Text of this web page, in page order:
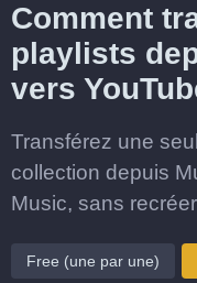
Comment
playlists
vers
Transférez une
collection depuis
Music, sans
Free (une par une)